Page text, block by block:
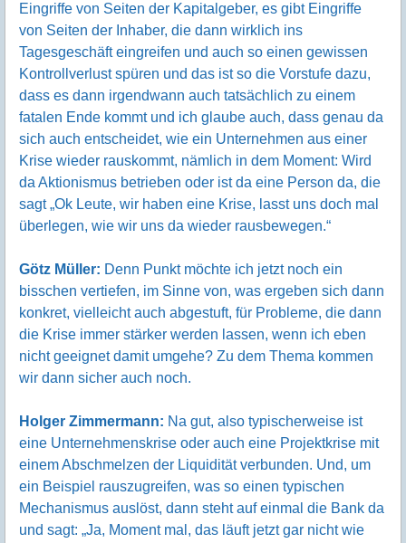
Eingriffe von Seiten der Kapitalgeber, es gibt Eingriffe
von Seiten der Inhaber, die dann wirklich ins
Tagesgeschäft eingreifen und auch so einen gewissen
Kontrollverlust spüren und das ist so die Vorstufe dazu,
dass es dann irgendwann auch tatsächlich zu einem
fatalen Ende kommt und ich glaube auch, dass genau da
sich auch entscheidet, wie ein Unternehmen aus einer
Krise wieder rauskommt, nämlich in dem Moment: Wird
da Aktionismus betrieben oder ist da eine Person da, die
sagt „Ok Leute, wir haben eine Krise, lasst uns doch mal
überlegen, wie wir uns da wieder rausbewegen.“
Götz Müller: Denn Punkt möchte ich jetzt noch ein
bisschen vertiefen, im Sinne von, was ergeben sich dann
konkret, vielleicht auch abgestuft, für Probleme, die dann
die Krise immer stärker werden lassen, wenn ich eben
nicht geeignet damit umgehe? Zu dem Thema kommen
wir dann sicher auch noch.
Holger Zimmermann: Na gut, also typischerweise ist
eine Unternehmenskrise oder auch eine Projektkrise mit
einem Abschmelzen der Liquidität verbunden. Und, um
ein Beispiel rauszugreifen, was so einen typischen
Mechanismus auslöst, dann steht auf einmal die Bank da
und sagt: „Ja, Moment mal, das läuft jetzt gar nicht wie